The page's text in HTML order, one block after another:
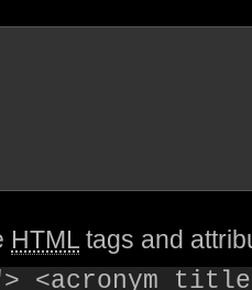
HTML tags and
<acronym